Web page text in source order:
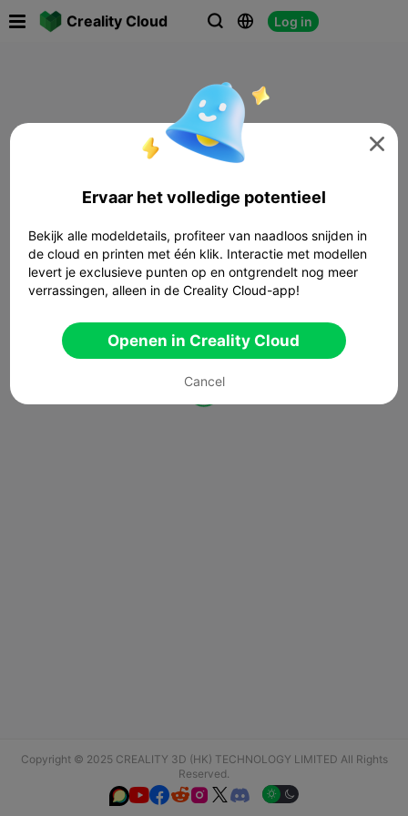
Creality Cloud   Log in
Copyright © 2025 CREALITY 3D (HK) TECHNOLOGY LIMITED All Rights
Reserved.
  

Ervaar het volledige potentieel
Bekijk alle modeldetails, profiteer van naadloos snijden in
de cloud en printen met één klik. Interactie met modellen
levert je exclusieve punten op en ontgrendelt nog meer
verrassingen, alleen in de Creality Cloud-app!
Openen in Creality Cloud
Cancel